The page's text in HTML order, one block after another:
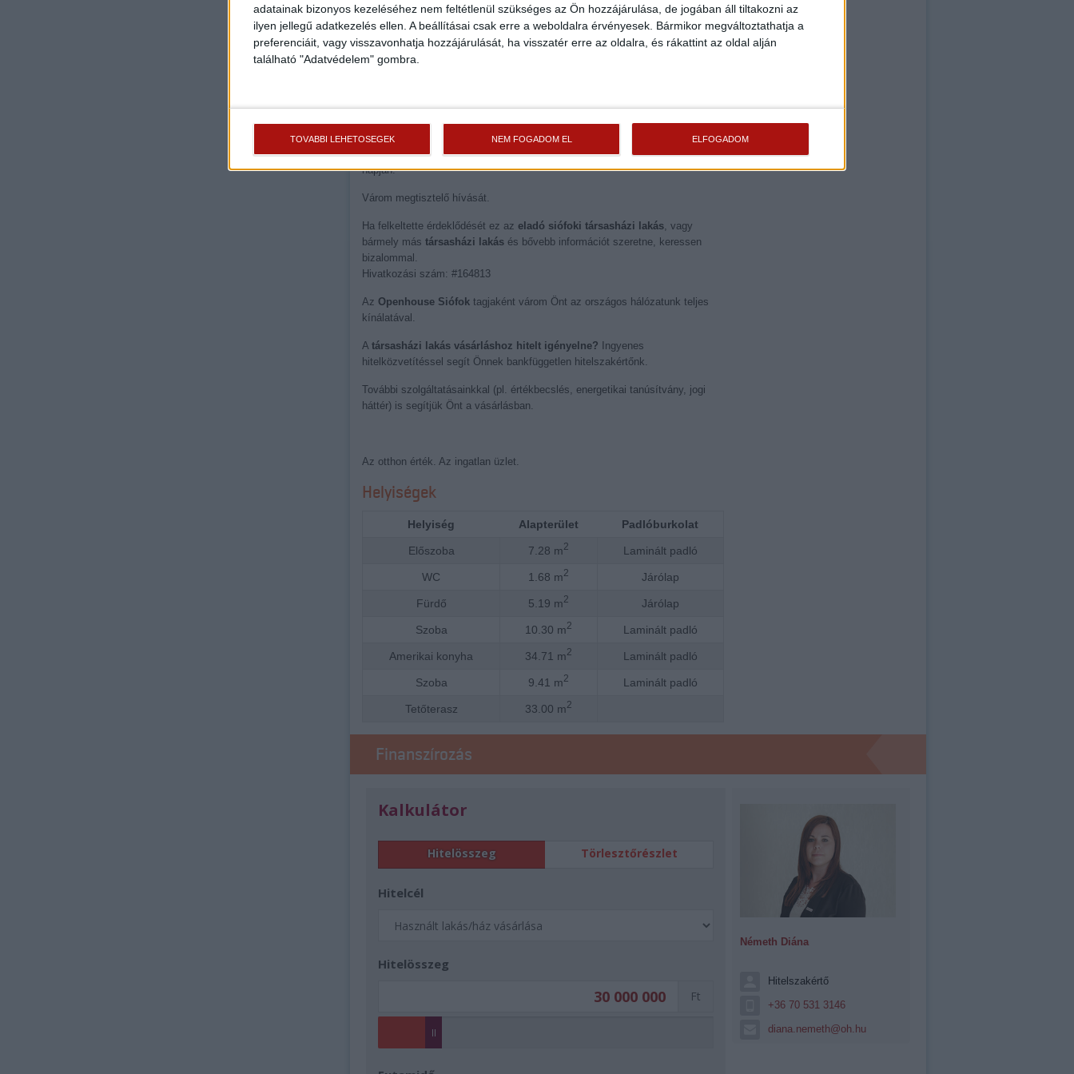
adatainak bizonyos kezeléséhez nem feltétlenül szükséges az Ön hozzájárulása, de jogában áll tiltakozni az
ilyen jellegű adatkezelés ellen. A beállításai csak erre a weboldalra érvényesek. Bármikor megváltoztathatja a
preferenciáit, vagy visszavonhatja hozzájárulását, ha visszatér erre az oldalra, és rákattint az oldal alján
található "Adatvédelem" gombra.
TOVÁBBI LEHETŐSÉGEK NEM FOGADOM EL ELFOGADOM
fürdőkben és a WC-kben kerámia, a többi helyiségben gres lapburkolat
készül. Az erkélyek burkolata fagyálló greslap, a teraszokra bazaltzúzalékba
fektetett greslap kerül nyílthézagos fugakialakítással
- Terasz- és erkélykorlát: edzett-ragasztott üvegkorlátok fogódzó nélkül
Gépkocsibeálló ára: 3.500.000,-Ft
További részletesebb műszaki tartalomért érdeklődjön nálam a hét bármely
napján.
Várom megtisztelő hívását.
Ha felkeltette érdeklődését ez az eladó siófoki társasházi lakás , vagy
bármely más társasházi lakás és bővebb információt szeretne, keressen
bizalommal.
Hivatkozási szám: #164813
Az Openhouse Siófok tagjaként várom Önt az országos hálózatunk teljes
kínálatával.
A társasházi lakás vásárláshoz hitelt igényelne? Ingyenes
hitelközvetítéssel segít Önnek bankfüggetlen hitelszakértőnk.
További szolgáltatásainkkal (pl. értékbecslés, energetikai tanúsítvány, jogi
háttér) is segítjük Önt a vásárlásban.
Az otthon érték. Az ingatlan üzlet.
Helyiségek
Helyiség Alapterület Padlóburkolat
Előszoba 7.28 m2 Laminált padló
WC 1.68 m2 Járólap
Fürdő 5.19 m2 Járólap
Szoba 10.30 m2 Laminált padló
Amerikai konyha 34.71 m2 Laminált padló
Szoba 9.41 m2 Laminált padló
Tetőterasz 33.00 m2
Finanszírozás
Németh Diána
Hitelszakértő
+36 70 531 3146
diana.nemeth@oh.hu